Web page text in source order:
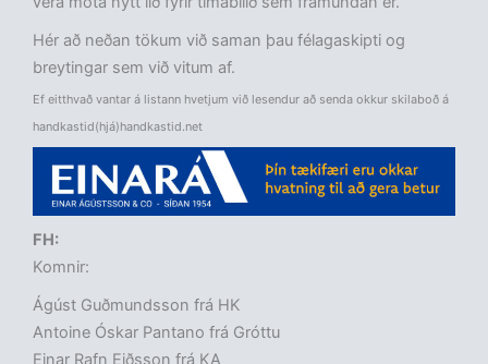
Hér að neðan tökum við saman þau félagaskipti og
breytingar sem við vitum af.
Ef eitthvað vantar á listann hvetjum við lesendur að senda okkur skilaboð á
handkastid(hjá)handkastid.net
FH:
Komnir:
Ágúst Guðmundsson frá HK
Antoine Óskar Pantano frá Gróttu
Einar Rafn Eiðsson frá KA